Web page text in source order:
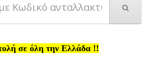
σε όλη την Ελλάδα !!